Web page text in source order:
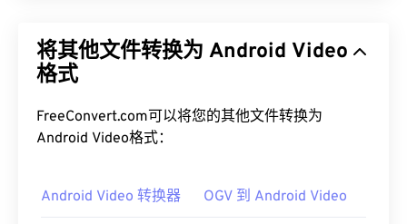
型，通常包含蓝光光盘上的加密内容，供消费者使
用。它还支持通过互联网进行流媒体内容传输。
如何打开 M2TS 文件？
Linux 或 Mac OS X 上，使用VLC 媒体播放器。
将其他文件转换为 Android Video
格式
FreeConvert.com可以将您的其他文件转换为
Android Video格式：
Android Video 转换器 OGV 到 Android Video